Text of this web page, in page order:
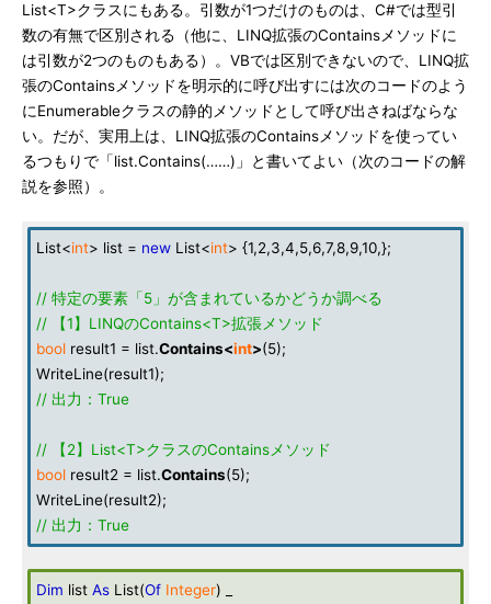
List<T>クラスにもある。引数が1つだけのものは、C#では型引
数の有無で区別される（他に、LINQ拡張のContainsメソッドに
は引数が2つのものもある）。VBでは区別できないので、LINQ拡
張のContainsメソッドを明示的に呼び出すには次のコードのよう
にEnumerableクラスの静的メソッドとして呼び出さねばならな
い。だが、実用上は、LINQ拡張のContainsメソッドを使ってい
るつもりで「list.Contains(……)」と書いてよい（次のコードの解
説を参照）。
List<int> list = new List<int> {1,2,3,4,5,6,7,8,9,10,};
// 特定の要素「5」が含まれているかどうか調べる
// 【1】LINQのContains<T>拡張メソッド
bool result1 = list.Contains<int>(5);
WriteLine(result1);
// 出力：True
// 【2】List<T>クラスのContainsメソッド
bool result2 = list.Contains(5);
WriteLine(result2);
// 出力：True
Dim list As List(Of Integer) _